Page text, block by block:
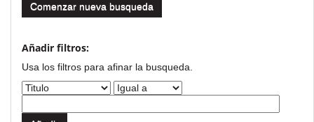
Comenzar nueva busqueda
Añadir filtros:
Usa los filtros para afinar la busqueda.